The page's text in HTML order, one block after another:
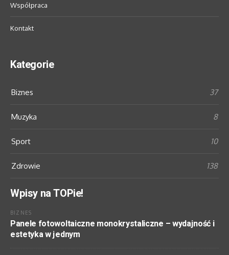
Współpraca
Kontakt
Kategorie
Biznes 37
Muzyka 8
Sport 10
Zdrowie 138
Wpisy na TOPie!
BIZNES
Panele fotowoltaiczne monokrystaliczne – wydajność i
estetyka w jednym